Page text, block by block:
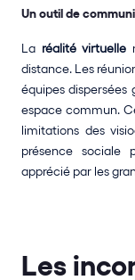
Un outil de
La réalité virtuelle
distance. Les
équipes
espace commun.
limitations des
présence sociale
apprécié par les
Les